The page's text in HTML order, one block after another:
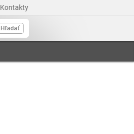
Kontakty
Hľadať